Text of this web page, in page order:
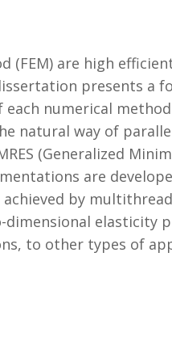
(FEM) are high
presents a
numerical
natural way of
(Generalized
are
by
elasticity
to other types of